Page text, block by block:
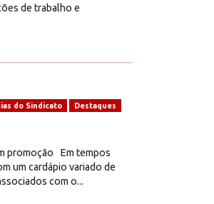
de trabalho e
do Sindicato Destaques
promoção Em tempos
um cardápio variado de
com o...